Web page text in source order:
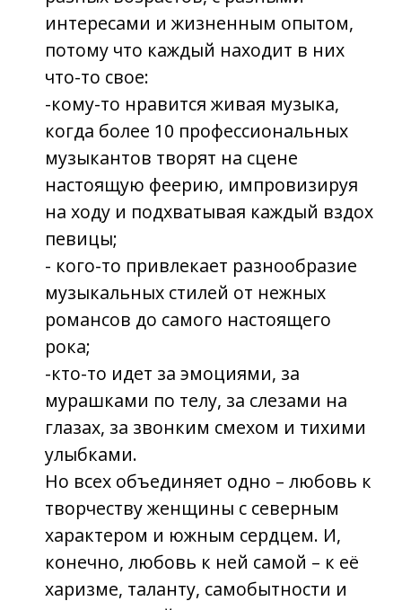
характером и южным сердцем. И,
конечно, любовь к ней самой – к её
харизме, таланту, самобытности и
наши дни встречается так редко!
Категория 16+
Начало концерта - 20:00
Окончание - 23:00
антрактом
Адрес и телефон
353440, Краснодарский край,
город-курорт Анапа, ул.
Горького, 1Д